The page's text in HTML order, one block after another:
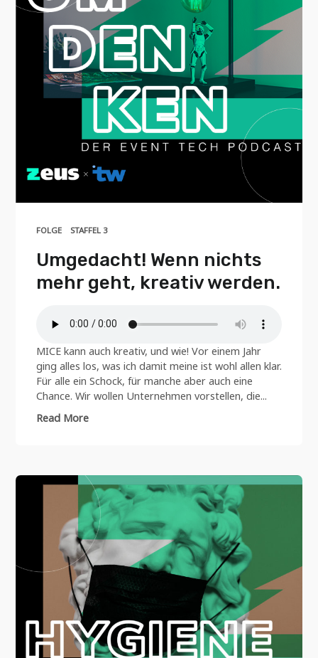
FOLGE STAFFEL 3
Umgedacht! Wenn nichts
mehr geht, kreativ werden.
MICE kann auch kreativ, und wie! Vor einem Jahr
ging alles los, was ich damit meine ist wohl allen klar.
Für alle ein Schock, für manche aber auch eine
Chance. Wir wollen Unternehmen vorstellen, die...
Read More